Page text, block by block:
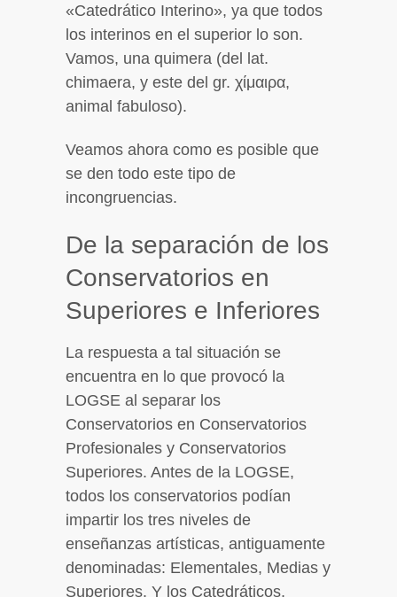
«Catedrático Interino», ya que todos
los interinos en el superior lo son.
Vamos, una quimera (del lat.
chimaera, y este del gr. χίμαιρα,
animal fabuloso).
Veamos ahora como es posible que
se den todo este tipo de
incongruencias.
De la separación de los
Conservatorios en
Superiores e Inferiores
La respuesta a tal situación se
encuentra en lo que provocó la
LOGSE al separar los
Conservatorios en Conservatorios
Profesionales y Conservatorios
Superiores. Antes de la LOGSE,
todos los conservatorios podían
impartir los tres niveles de
enseñanzas artísticas, antiguamente
denominadas: Elementales, Medias y
Superiores. Y los Catedráticos,